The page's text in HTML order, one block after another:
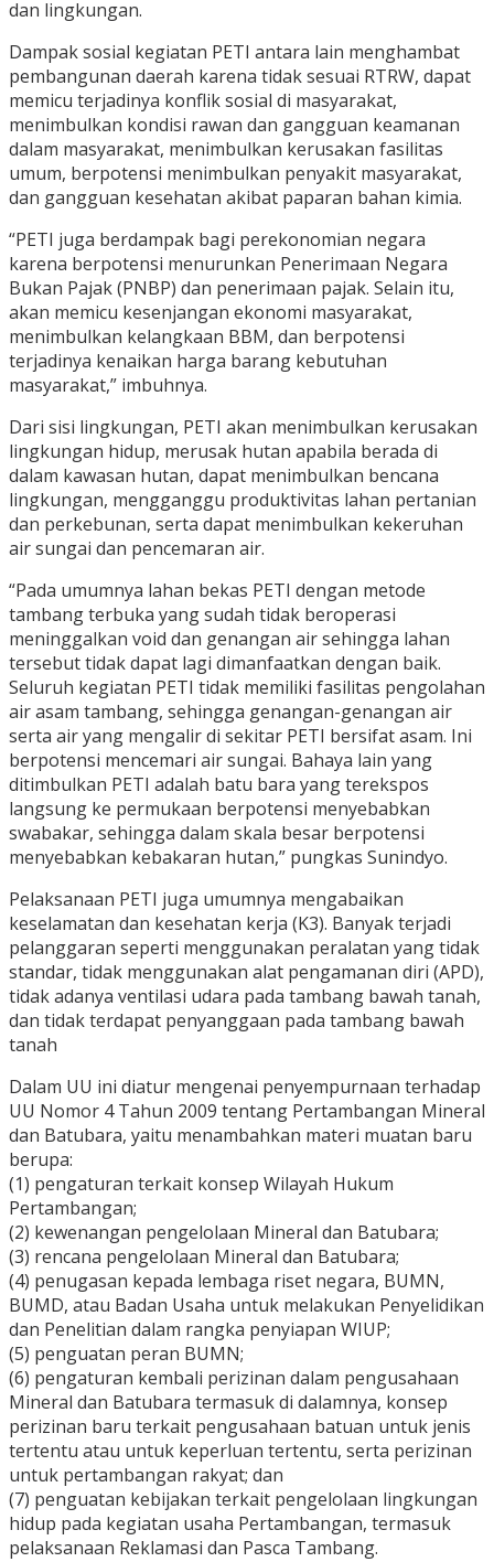
dan lingkungan.
Dampak sosial kegiatan PETI antara lain menghambat
pembangunan daerah karena tidak sesuai RTRW, dapat
memicu terjadinya konflik sosial di masyarakat,
menimbulkan kondisi rawan dan gangguan keamanan
dalam masyarakat, menimbulkan kerusakan fasilitas
umum, berpotensi menimbulkan penyakit masyarakat,
dan gangguan kesehatan akibat paparan bahan kimia.
“PETI juga berdampak bagi perekonomian negara
karena berpotensi menurunkan Penerimaan Negara
Bukan Pajak (PNBP) dan penerimaan pajak. Selain itu,
akan memicu kesenjangan ekonomi masyarakat,
menimbulkan kelangkaan BBM, dan berpotensi
terjadinya kenaikan harga barang kebutuhan
masyarakat,” imbuhnya.
Dari sisi lingkungan, PETI akan menimbulkan kerusakan
lingkungan hidup, merusak hutan apabila berada di
dalam kawasan hutan, dapat menimbulkan bencana
lingkungan, mengganggu produktivitas lahan pertanian
dan perkebunan, serta dapat menimbulkan kekeruhan
air sungai dan pencemaran air.
“Pada umumnya lahan bekas PETI dengan metode
tambang terbuka yang sudah tidak beroperasi
meninggalkan void dan genangan air sehingga lahan
tersebut tidak dapat lagi dimanfaatkan dengan baik.
Seluruh kegiatan PETI tidak memiliki fasilitas pengolahan
air asam tambang, sehingga genangan-genangan air
serta air yang mengalir di sekitar PETI bersifat asam. Ini
berpotensi mencemari air sungai. Bahaya lain yang
ditimbulkan PETI adalah batu bara yang terekspos
langsung ke permukaan berpotensi menyebabkan
swabakar, sehingga dalam skala besar berpotensi
menyebabkan kebakaran hutan,” pungkas Sunindyo.
Pelaksanaan PETI juga umumnya mengabaikan
keselamatan dan kesehatan kerja (K3). Banyak terjadi
pelanggaran seperti menggunakan peralatan yang tidak
standar, tidak menggunakan alat pengamanan diri (APD),
tidak adanya ventilasi udara pada tambang bawah tanah,
dan tidak terdapat penyanggaan pada tambang bawah
tanah
Dalam UU ini diatur mengenai penyempurnaan terhadap
UU Nomor 4 Tahun 2009 tentang Pertambangan Mineral
dan Batubara, yaitu menambahkan materi muatan baru
berupa:
(1) pengaturan terkait konsep Wilayah Hukum
Pertambangan;
(2) kewenangan pengelolaan Mineral dan Batubara;
(3) rencana pengelolaan Mineral dan Batubara;
(4) penugasan kepada lembaga riset negara, BUMN,
BUMD, atau Badan Usaha untuk melakukan Penyelidikan
dan Penelitian dalam rangka penyiapan WIUP;
(5) penguatan peran BUMN;
(6) pengaturan kembali perizinan dalam pengusahaan
Mineral dan Batubara termasuk di dalamnya, konsep
perizinan baru terkait pengusahaan batuan untuk jenis
tertentu atau untuk keperluan tertentu, serta perizinan
untuk pertambangan rakyat; dan
(7) penguatan kebijakan terkait pengelolaan lingkungan
hidup pada kegiatan usaha Pertambangan, termasuk
pelaksanaan Reklamasi dan Pasca Tambang.